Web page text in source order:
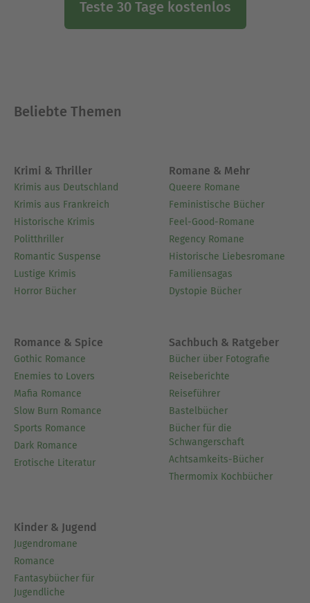
Teste 30 Tage kostenlos
Beliebte Themen
Krimi & Thriller
Krimis aus Deutschland
Krimis aus Frankreich
Historische Krimis
Politthriller
Romantic Suspense
Lustige Krimis
Horror Bücher
Romane & Mehr
Queere Romane
Feministische Bücher
Feel-Good-Romane
Regency Romane
Historische Liebesromane
Familiensagas
Dystopie Bücher
Romance & Spice
Gothic Romance
Enemies to Lovers
Mafia Romance
Slow Burn Romance
Sports Romance
Dark Romance
Erotische Literatur
Sachbuch & Ratgeber
Bücher über Fotografie
Reiseberichte
Reiseführer
Bastelbücher
Bücher für die
Schwangerschaft
Achtsamkeits-Bücher
Thermomix Kochbücher
Kinder & Jugend
Jugendromane
Romance
Fantasybücher für
Jugendliche